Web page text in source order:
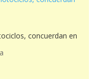
concuerdan en